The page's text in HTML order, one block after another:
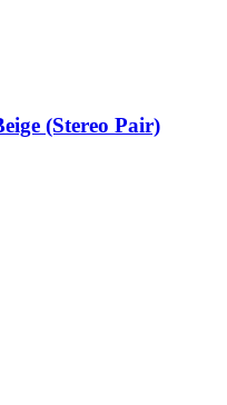
(Stereo Pair)